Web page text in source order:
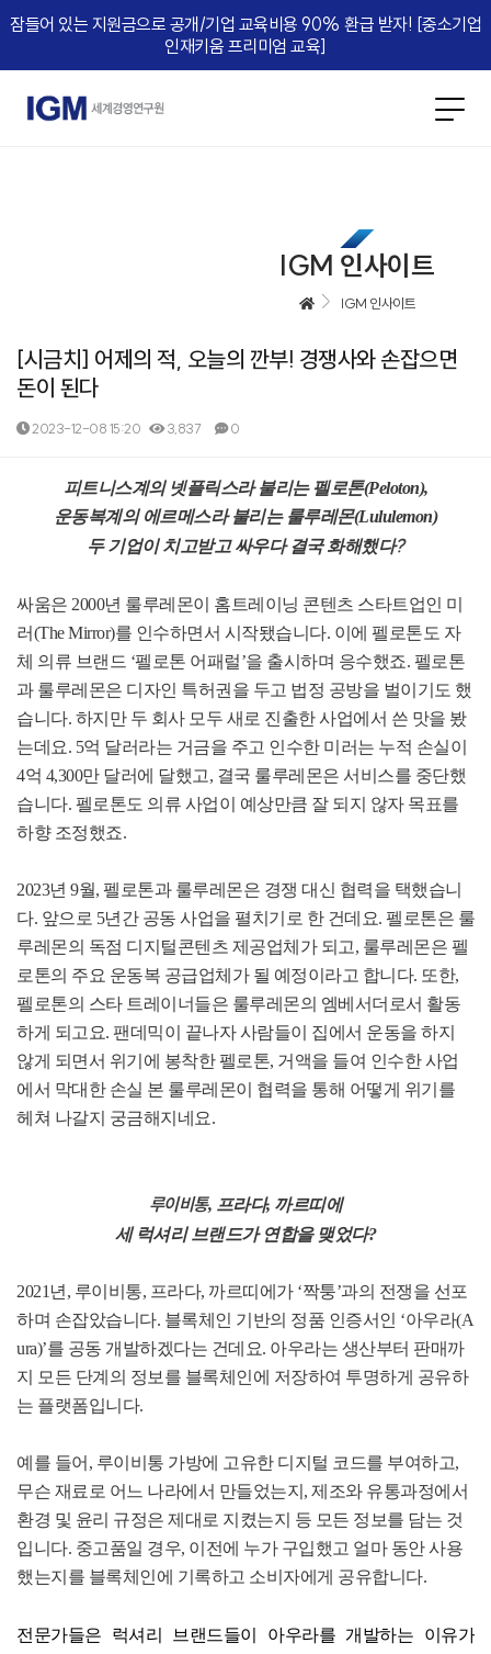
잠들어 있는 지원금으로 공개/기업 교육비용 90% 환급 받자! [중소기업
인재키움 프리미엄 교육]​
IGM 인사이트
IGM 인사이트
[시금치] 어제의 적, 오늘의 깐부! 경쟁사와 손잡으면
돈이 된다
2023-12-08 15:20 3,837 0
피트니스계의 넷플릭스라 불리는 펠로톤(Peloton),
운동복계의 에르메스라 불리는 룰루레몬(Lululemon)
두 기업이 치고받고 싸우다 결국 화해했다?
싸움은 2000년 룰루레몬이 홈트레이닝 콘텐츠 스타트업인 미
러(The Mirror)를 인수하면서 시작됐습니다. 이에 펠로톤도 자
체 의류 브랜드 ‘펠로톤 어패럴’을 출시하며 응수했죠. 펠로톤
과 룰루레몬은 디자인 특허권을 두고 법정 공방을 벌이기도 했
습니다. 하지만 두 회사 모두 새로 진출한 사업에서 쓴 맛을 봤
는데요. 5억 달러라는 거금을 주고 인수한 미러는 누적 손실이
4억 4,300만 달러에 달했고, 결국 룰루레몬은 서비스를 중단했
습니다. 펠로톤도 의류 사업이 예상만큼 잘 되지 않자 목표를
하향 조정했죠.
2023년 9월, 펠로톤과 룰루레몬은 경쟁 대신 협력을 택했습니
다. 앞으로 5년간 공동 사업을 펼치기로 한 건데요. 펠로톤은 룰
루레몬의 독점 디지털콘텐츠 제공업체가 되고, 룰루레몬은 펠
로톤의 주요 운동복 공급업체가 될 예정이라고 합니다. 또한,
펠로톤의 스타 트레이너들은 룰루레몬의 엠베서더로서 활동
하게 되고요. 팬데믹이 끝나자 사람들이 집에서 운동을 하지
않게 되면서 위기에 봉착한 펠로톤, 거액을 들여 인수한 사업
에서 막대한 손실 본 룰루레몬이 협력을 통해 어떻게 위기를
헤쳐 나갈지 궁금해지네요.
루이비통, 프라다, 까르띠에
세 럭셔리 브랜드가 연합을 맺었다?
2021 년 , 루이비통, 프라다, 까르띠에가‘짝퉁’과의 전쟁을 선포
하며 손잡았습니다. 블록체인 기반의 정품 인증서인 ‘아우라(A
ura)’를 공동 개발하겠다는 건데요. 아우라는 생산부터 판매까
지 모든 단계의 정보를 블록체인에 저장하여 투명하게 공유하
는 플랫폼입니다.
예를 들어 , 루이비통 가방에 고유한 디지털 코드를 부여하고,
무슨 재료로 어느 나라에서 만들었는지 , 제조와 유통과정에서
환경 및 윤리 규정은 제대로 지켰는지 등 모든 정보를 담는 것
입니다. 중고품일 경우, 이전에 누가 구입했고 얼마 동안 사용
했는지를 블록체인에 기록하고 소비자에게 공유합니다.
전문가들은 럭셔리 브랜드들이 아우라를 개발하는 이유가